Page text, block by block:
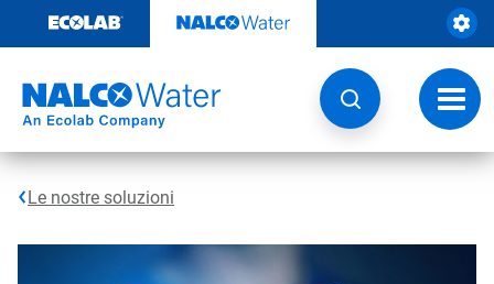
contenuto
Le nostre soluzioni